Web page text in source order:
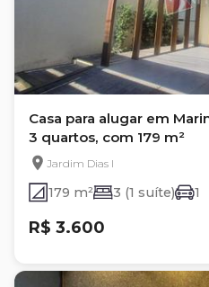
Casa para alugar em
3 quartos, com 179 m²
Jardim Dias I
179 m² 3 (1 suíte) 1
R$ 3.600